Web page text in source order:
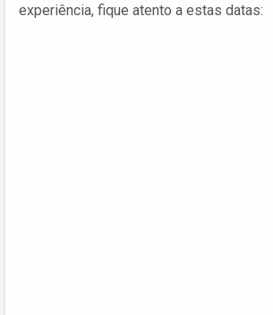
experiência, fique atento a estas datas: